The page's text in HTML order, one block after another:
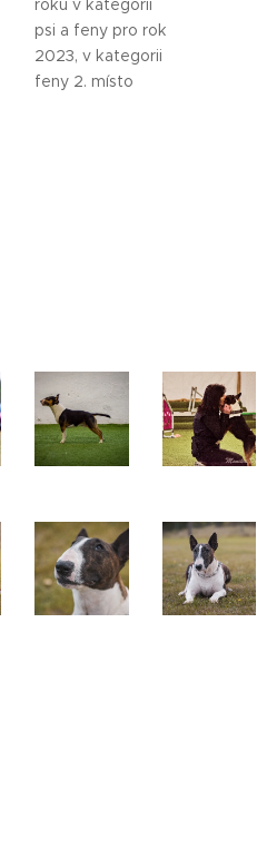
roku v kategorii
psi a feny pro rok
2023, v kategorii
feny 2. místo